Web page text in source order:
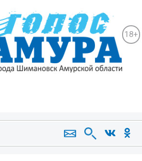
18+